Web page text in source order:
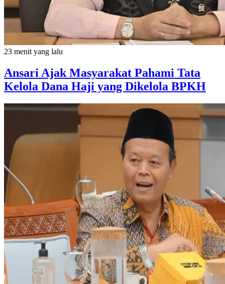
23 menit yang lalu
Ansari Ajak Masyarakat Pahami Tata
Kelola Dana Haji yang Dikelola BPKH